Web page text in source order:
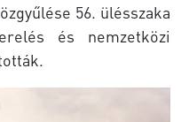
56. ülésszaka
és nemzetközi